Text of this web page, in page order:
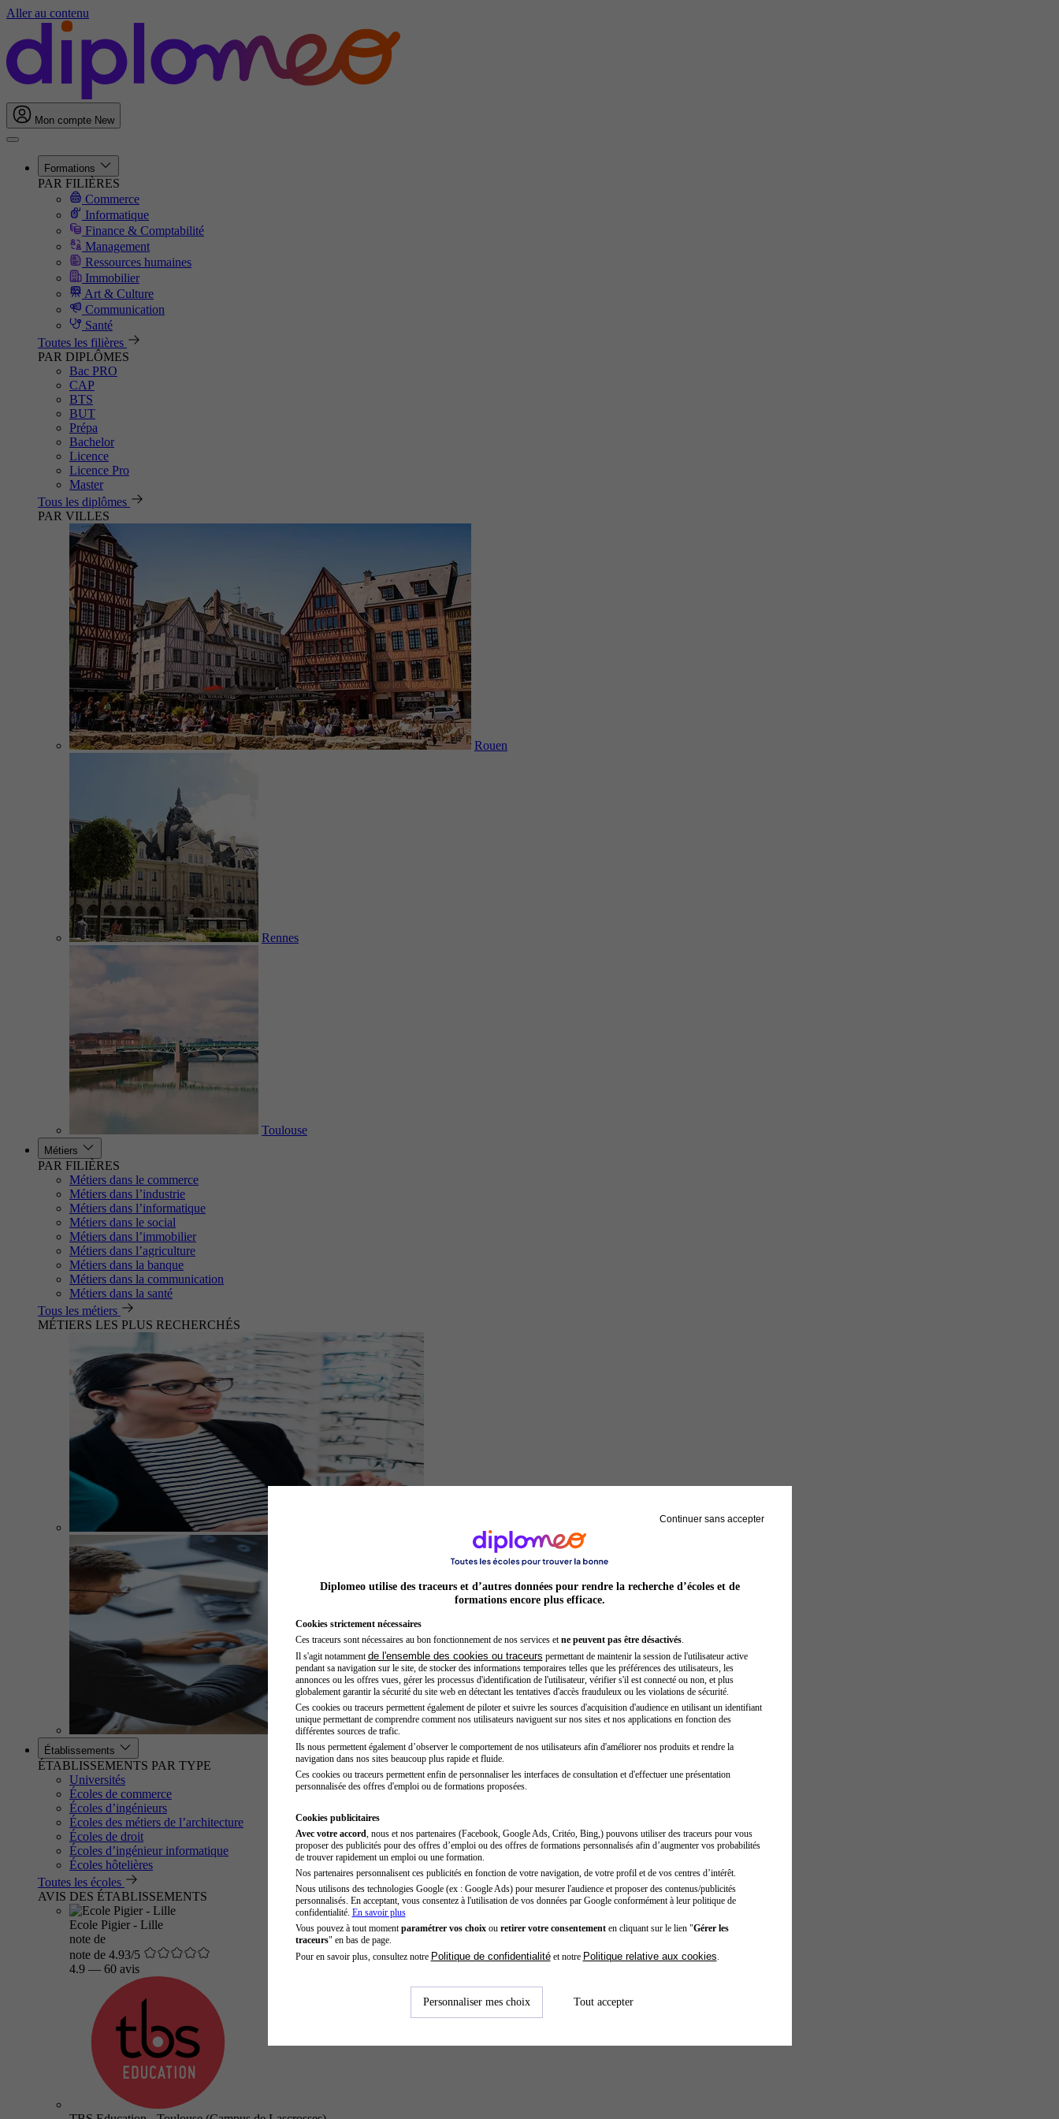
Aller au contenu
Mon compte New
Formations
PAR FILIÈRES
Commerce
Informatique
Finance & Comptabilité
Management
Ressources humaines
Immobilier
Art & Culture
Communication
Santé
Toutes les filières
PAR DIPLÔMES
Bac PRO
CAP
BTS
BUT
Prépa
Bachelor
Licence
Licence Pro
Master
Tous les diplômes
PAR VILLES
Rouen
Rennes
Toulouse
Métiers
PAR FILIÈRES
Métiers dans le commerce
Métiers dans l’industrie
Métiers dans l’informatique
Métiers dans le social
Métiers dans l’immobilier
Métiers dans l’agriculture
Métiers dans la banque
Métiers dans la communication
Métiers dans la santé
Tous les métiers
MÉTIERS LES PLUS RECHERCHÉS
Établissements
ÉTABLISSEMENTS PAR TYPE
Universités
Écoles de commerce
Écoles d’ingénieurs
Écoles des métiers de l’architecture
Écoles de droit
Écoles d’ingénieur informatique
Écoles hôtelières
Toutes les écoles
AVIS DES ÉTABLISSEMENTS
Ecole Pigier - Lille
note de
note de 4.93/5
4.9 — 60 avis
Continuer sans accepter
Diplomeo utilise des traceurs et d’autres données pour rendre la recherche d’écoles et de
formations encore plus efficace.
Cookies strictement nécessaires
Ces traceurs sont nécessaires au bon fonctionnement de nos services et ne peuvent pas être désactivés.
Il s'agit notamment de l'ensemble des cookies ou traceurs permettant de maintenir la session de l'utilisateur active
pendant sa navigation sur le site, de stocker des informations temporaires telles que les préférences des utilisateurs, les
annonces ou les offres vues, gérer les processus d'identification de l'utilisateur, vérifier s'il est connecté ou non, et plus
globalement garantir la sécurité du site web en détectant les tentatives d'accès frauduleux ou les violations de sécurité.
Ces cookies ou traceurs permettent également de piloter et suivre les sources d'acquisition d'audience en utilisant un identifiant
unique permettant de comprendre comment nos utilisateurs naviguent sur nos sites et nos applications en fonction des
différentes sources de trafic.
Ils nous permettent également d’observer le comportement de nos utilisateurs afin d'améliorer nos produits et rendre la
navigation dans nos sites beaucoup plus rapide et fluide.
Ces cookies ou traceurs permettent enfin de personnaliser les interfaces de consultation et d'effectuer une présentation
personnalisée des offres d'emploi ou de formations proposées.
Cookies publicitaires
Avec votre accord , nous et nos partenaires (Facebook, Google Ads, Critéo, Bing,) pouvons utiliser des traceurs pour vous
proposer des publicités pour des offres d’emploi ou des offres de formations personnalisés afin d’augmenter vos probabilités
de trouver rapidement un emploi ou une formation.
Nos partenaires personnalisent ces publicités en fonction de votre navigation, de votre profil et de vos centres d’intérêt.
Nous utilisons des technologies Google (ex : Google Ads) pour mesurer l'audience et proposer des contenus/publicités
personnalisés. En acceptant, vous consentez à l'utilisation de vos données par Google conformément à leur politique de
confidentialité. En savoir plus
Vous pouvez à tout moment paramétrer vos choixou retirer votre consentementen cliquant sur le lien "Gérer les
traceurs" en bas de page.
Pour en savoir plus, consultez notre Politique de confidentialitéet notre Politique relative aux cookies
Personnaliser mes choix Tout accepter